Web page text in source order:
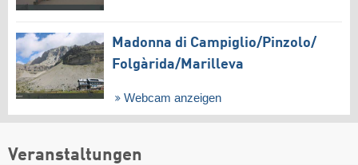
Madonna di Campiglio/​Pinzolo/​
Folgàrida/​Marilleva
Webcam anzeigen
Veranstaltungen